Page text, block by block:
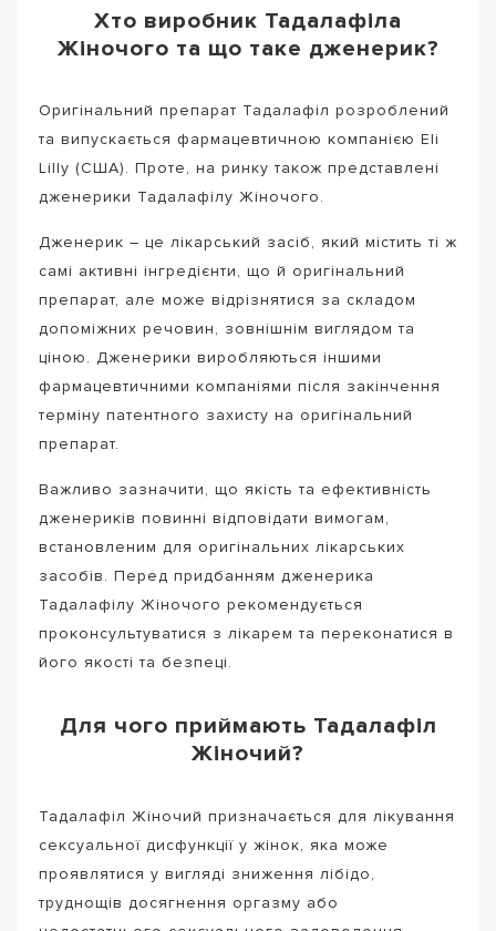
Хто виробник Тадалафіла
Жіночого та що таке дженерик?
Оригінальний препарат Тадалафіл розроблений
та випускається фармацевтичною компанією Eli
Lilly (США). Проте, на ринку також представлені
дженерики Тадалафілу Жіночого.
Дженерик – це лікарський засіб, який містить ті ж
самі активні інгредієнти, що й оригінальний
препарат, але може відрізнятися за складом
допоміжних речовин, зовнішнім виглядом та
ціною. Дженерики виробляються іншими
фармацевтичними компаніями після закінчення
терміну патентного захисту на оригінальний
препарат.
Важливо зазначити, що якість та ефективність
дженериків повинні відповідати вимогам,
встановленим для оригінальних лікарських
засобів. Перед придбанням дженерика
Тадалафілу Жіночого рекомендується
проконсультуватися з лікарем та переконатися в
його якості та безпеці.
Для чого приймають Тадалафіл
Жіночий?
Тадалафіл Жіночий призначається для лікування
сексуальної дисфункції у жінок, яка може
проявлятися у вигляді зниження лібідо,
труднощів досягнення оргазму або